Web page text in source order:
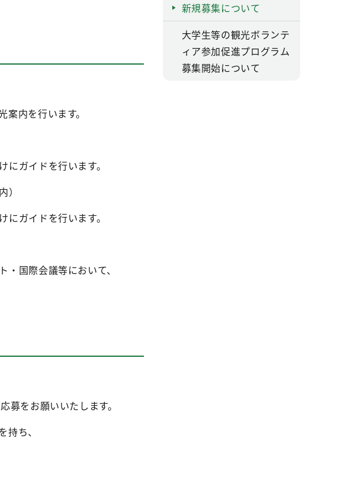
内を行います。
ガイドを行います。
ガイドを行います。
国際会議等において、
をお願いいたします。
ち、
新規募集について
大学生等の観光ボランテ
ィア参加促進プログラム
募集開始について